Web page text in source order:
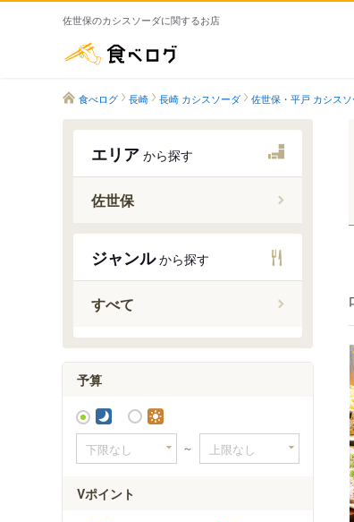
佐世保のカシスソーダに関するお店
食べログ 長崎 長崎 カシスソーダ 佐世保・平戸 カシス
エリア から探す
佐世保
ジャンルから探す
すべて
予算
～
Vポイント